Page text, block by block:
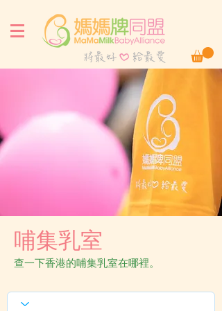
哺集乳室
查一下香港的哺集乳室在哪裡。